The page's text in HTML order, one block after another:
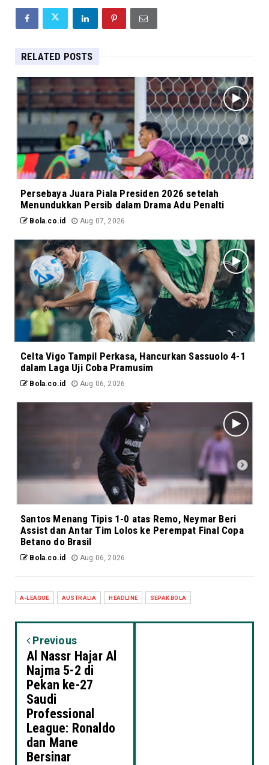
RELATED POSTS
Persebaya Juara Piala Presiden 2026 setelah
Menundukkan Persib dalam Drama Adu Penalti
Bola.co.id Aug 07, 2026
Celta Vigo Tampil Perkasa, Hancurkan Sassuolo 4-1
dalam Laga Uji Coba Pramusim
Bola.co.id Aug 06, 2026
Santos Menang Tipis 1-0 atas Remo, Neymar Beri
Assist dan Antar Tim Lolos ke Perempat Final Copa
Betano do Brasil
Bola.co.id Aug 06, 2026
A-LEAGUE AUSTRALIA HEADLINE SEPAK BOLA
Previous
Al Nassr Hajar Al
Najma 5-2 di
Pekan ke-27
Saudi
Professional
League: Ronaldo
dan Mane
Bersinar